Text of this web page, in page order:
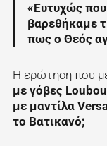
«Ευτυχώς
βαρεθήκαμε
πως ο Θεός
Η ερώτηση που
με γόβες
με μαντίλα
το Βατικανό;